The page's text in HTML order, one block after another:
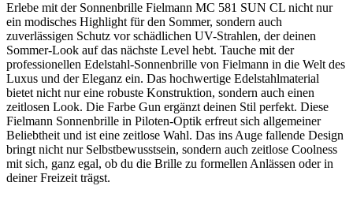
Erlebe mit der Sonnenbrille Fielmann MC 581 SUN CL nicht nur
ein modisches Highlight für den Sommer, sondern auch
zuverlässigen Schutz vor schädlichen UV-Strahlen, der deinen
Sommer-Look auf das nächste Level hebt. Tauche mit der
professionellen Edelstahl-Sonnenbrille von Fielmann in die Welt des
Luxus und der Eleganz ein. Das hochwertige Edelstahlmaterial
bietet nicht nur eine robuste Konstruktion, sondern auch einen
zeitlosen Look. Die Farbe Gun ergänzt deinen Stil perfekt. Diese
Fielmann Sonnenbrille in Piloten-Optik erfreut sich allgemeiner
Beliebtheit und ist eine zeitlose Wahl. Das ins Auge fallende Design
bringt nicht nur Selbstbewusstsein, sondern auch zeitlose Coolness
mit sich, ganz egal, ob du die Brille zu formellen Anlässen oder in
deiner Freizeit trägst.